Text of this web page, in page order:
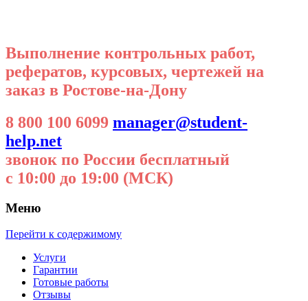
Выполнение контрольных работ,
рефератов, курсовых, чертежей на
заказ в Ростове-на-Дону
8 800 100 6099 manager@student-
help.net
звонок по России бесплатный
с 10:00 до 19:00 (МСК)
Меню
Перейти к содержимому
Услуги
Гарантии
Готовые работы
Отзывы